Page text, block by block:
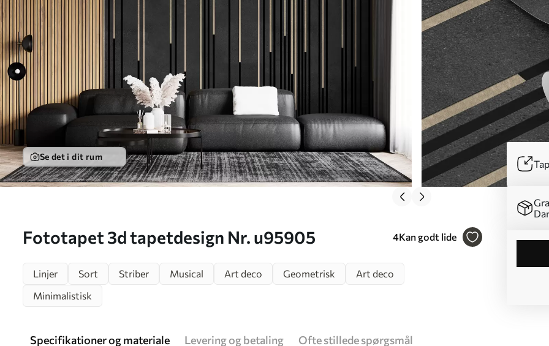
Se det i dit rum
Fototapet 3d tapetdesign Nr. u95905 4Kan godt lide
Linjer Sort Striber Musical Art deco Geometrisk
Art deco
Minimalistisk
Specifikationer og materiale Levering og betaling Ofte stillede spørgsmål